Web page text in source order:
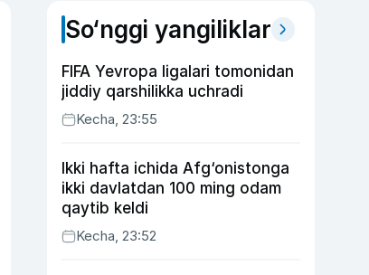
So‘nggi yangiliklar
FIFA Yevropa ligalari tomonidan
jiddiy qarshilikka uchradi
Kecha, 23:55
Ikki hafta ichida Afg‘onistonga
ikki davlatdan 100 ming odam
qaytib keldi
Kecha, 23:52